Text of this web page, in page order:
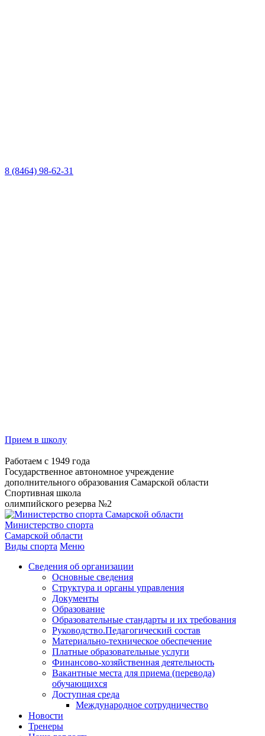
8 (8464) 98-62-31
Прием в школу
Работаем с 1949 года
Государственное автономное учреждение
дополнительного образования Самарской области
Спортивная школа
олимпийского резерва №2
Министерство спорта
Самарской области
Виды спорта Меню
Сведения об организации
Основные сведения
Структура и органы управления
Документы
Образование
Образовательные стандарты и их требования
Руководство.Педагогический состав
Материально-техническое обеспечение
Платные образовательные услуги
Финансово-хозяйственная деятельность
Вакантные места для приема (перевода)
обучающихся
Доступная среда
Международное сотрудничество
Новости
Тренеры